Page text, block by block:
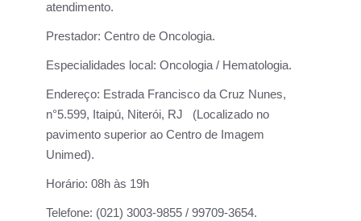
atendimento.
Prestador: Centro de Oncologia.
Especialidades local: Oncologia / Hematologia.
Endereço: Estrada Francisco da Cruz Nunes,
n°5.599, Itaipú, Niterói, RJ (Localizado no
pavimento superior ao Centro de Imagem
Unimed).
Horário: 08h às 19h
Telefone: (021) 3003-9855 / 99709-3654.